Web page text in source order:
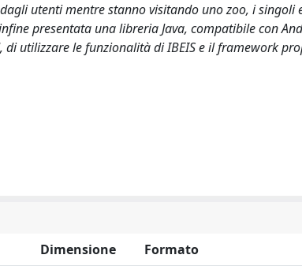
utenti mentre stanno visitando uno zoo, i singoli
presentata una libreria Java, compatibile con
utilizzare le funzionalità di IBEIS e il framework
Dimensione Formato